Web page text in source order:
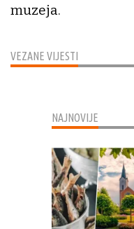
VEZANE VIJESTI
muzeja.
NAJNOVIJE